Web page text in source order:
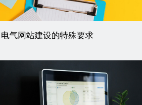
电气网站建设的特殊要求